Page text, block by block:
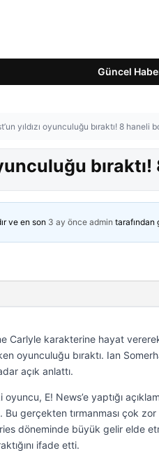
Güncel
yıldızı oyunculuğu bıraktı! 8
ve en son 3 ay önce admin tarafından
Carlyle karakterine hayat
oyunculuğu bıraktı. Ian
açık anlattı.
oyuncu, E! News’e yaptığı
gerçekten tırmanması çok
döneminde büyük gelir elde
ifade etti.